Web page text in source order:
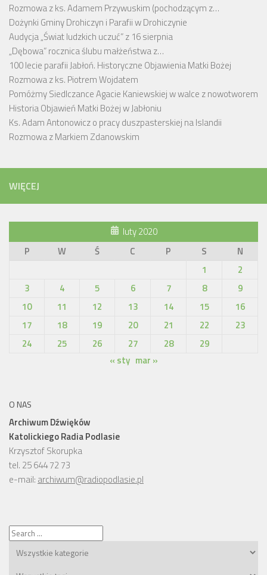
Rozmowa z ks. Adamem Przywuskim (pochodzącym z…
Dożynki Gminy Drohiczyn i Parafii w Drohiczynie
Audycja „Świat ludzkich uczuć” z 16 sierpnia
„Dębowa” rocznica ślubu małżeństwa z…
100 lecie parafii Jabłoń. Historyczne Objawienia Matki Bożej
Rozmowa z ks. Piotrem Wojdatem
Pomóżmy Siedlczance Agacie Kaniewskiej w walce z nowotworem
Historia Objawień Matki Bożej w Jabłoniu
Ks. Adam Antonowicz o pracy duszpasterskiej na Islandii
Rozmowa z Markiem Zdanowskim
WIĘCEJ
luty 2020
P
W Ś C P S
N
1
2
3
4 5 6 7 8
9
10
11 12 13 14 15
16
17
18 19 20 21 22
23
24
25 26 27 28
29
« sty mar »
O NAS
Archiwum Dźwięków
Katolickiego Radia Podlasie
Krzysztof Skorupka
tel. 25 644 72 73
e-mail: archiwum@radiopodlasie.pl